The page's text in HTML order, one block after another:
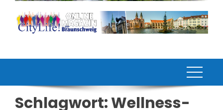
Schlagwort:Wellness-